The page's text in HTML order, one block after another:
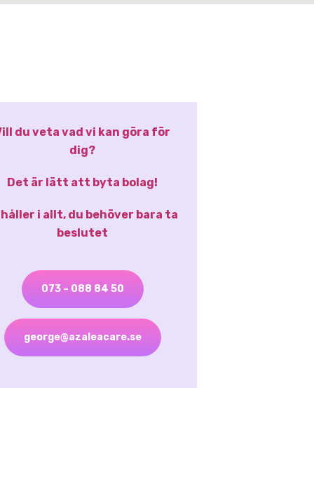
du veta vad vi kan göra för
dig?
Det är lätt att byta bolag!
håller i allt, du behöver bara ta
beslutet
073 – 088 84 50
george@azaleacare.se